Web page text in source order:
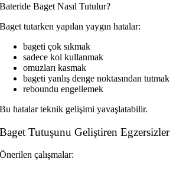
Bateride Baget Nasıl Tutulur?
Baget tutarken yapılan yaygın hatalar:
bageti çok sıkmak
sadece kol kullanmak
omuzları kasmak
bageti yanlış denge noktasından tutmak
reboundu engellemek
Bu hatalar teknik gelişimi yavaşlatabilir.
Baget Tutuşunu Geliştiren Egzersizler
Önerilen çalışmalar: